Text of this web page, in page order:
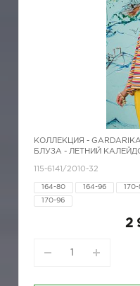
КОЛЛЕКЦИЯ - GARDARIKA
БЛУЗА - ЛЕТНИЙ
115-6141/2010-32
164-80 164-96
170-96
2